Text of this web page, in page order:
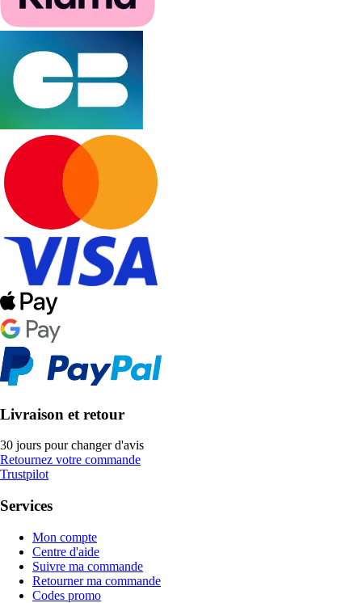
Livraison et retour
30 jours pour changer d'avis
Retournez votre commande
Trustpilot
Services
Mon compte
Centre d'aide
Suivre ma commande
Retourner ma commande
Codes promo